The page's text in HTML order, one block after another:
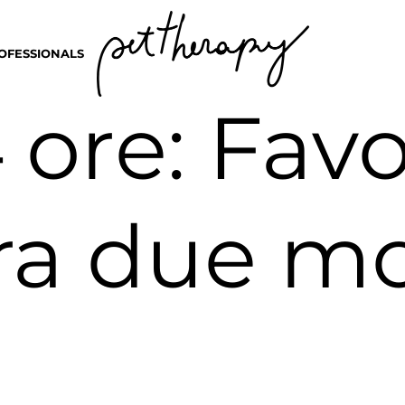
due